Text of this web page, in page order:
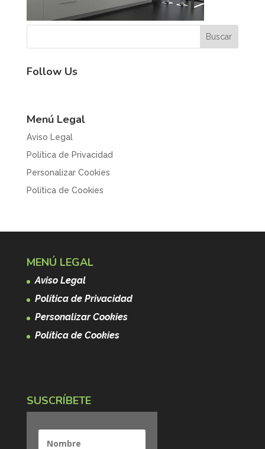
Follow Us
Menú Legal
Aviso Legal
Política de Privacidad
Personalizar Cookies
Política de Cookies
MENÚ LEGAL
Aviso Legal
Política de Privacidad
Personalizar Cookies
Política de Cookies
SUSCRÍBETE